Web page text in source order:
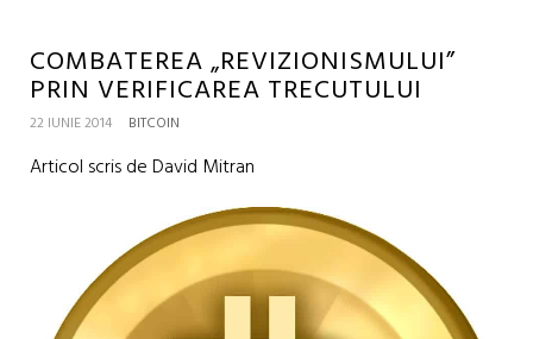
COMBATEREA „REVIZIONISMULUI”
PRIN VERIFICAREA TRECUTULUI
22 IUNIE 2014 BITCOIN
Articol scris de David Mitran